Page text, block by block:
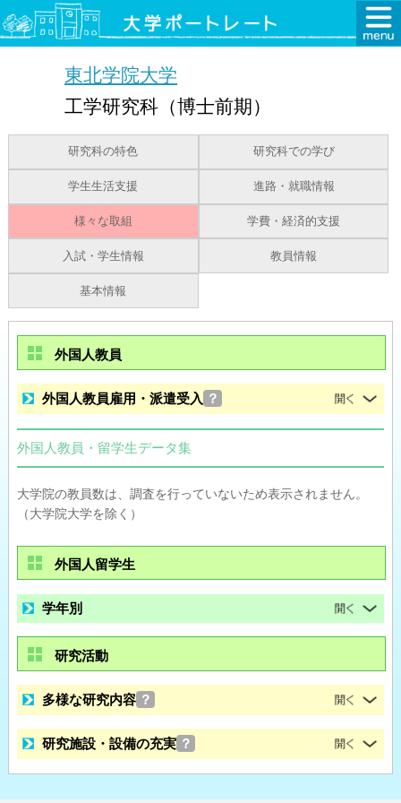
東北学院大学
工学研究科（博士前期）
研究科の特色 研究科での学び
学生生活支援 進路・就職情報
様々な取組 学費・経済的支援
入試・学生情報 教員情報
基本情報
外国人教員
外国人教員雇用・派遣受入 ？
外国人教員・留学生データ集
大学院の教員数は、調査を行っていないため表示されません。
（大学院大学を除く）
外国人留学生
学年別
研究活動
多様な研究内容 ？
研究施設・設備の充実 ？